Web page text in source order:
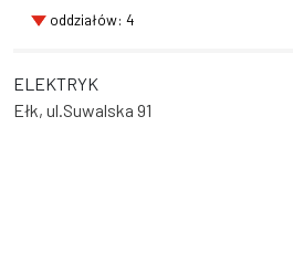
oddziałów: 4
ELEKTRYK
Ełk, ul.Suwalska 91